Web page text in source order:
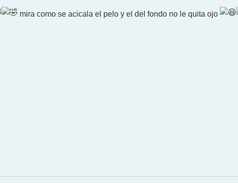
mira como se acicala el pelo y el del fondo no le quita ojo